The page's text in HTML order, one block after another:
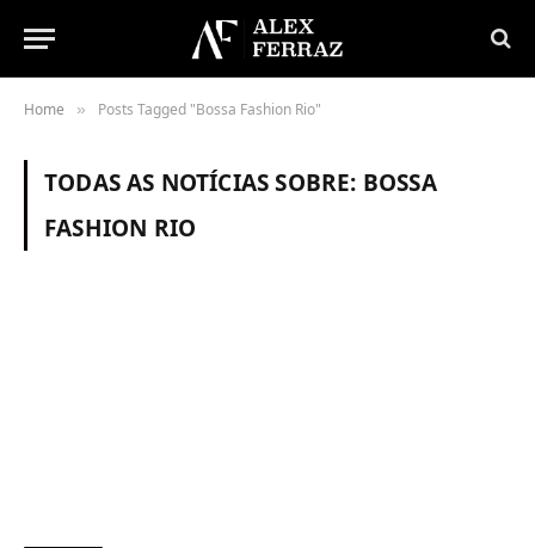
Home » Posts Tagged "Bossa Fashion Rio"
TODAS AS NOTÍCIAS SOBRE: BOSSA
FASHION RIO